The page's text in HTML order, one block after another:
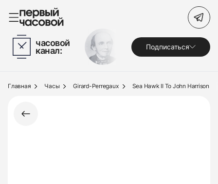
Часы
Украшения
Под заказ
Поиск по сайту
часовой
канал: Подписаться
Главная Часы Girard-Perregaux Sea Hawk II To John Harrison